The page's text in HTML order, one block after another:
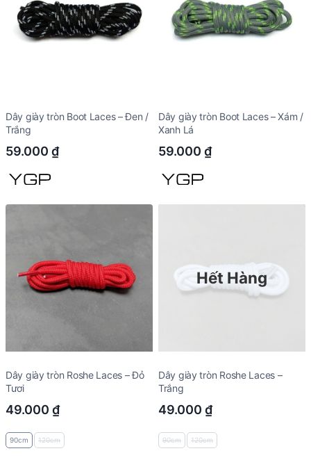
Dây giày tròn Boot Laces – Đen /
Trắng
59.000 ₫
Dây giày tròn Boot Laces – Xám /
Xanh Lá
59.000 ₫
Dây giày tròn Roshe Laces – Đỏ
Tươi
49.000 ₫
90cm 120cm
Hết Hàng
Dây giày tròn Roshe Laces –
Trắng
49.000 ₫
90cm 120cm